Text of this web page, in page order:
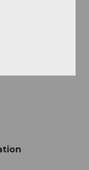
et vous
d'imprimer le